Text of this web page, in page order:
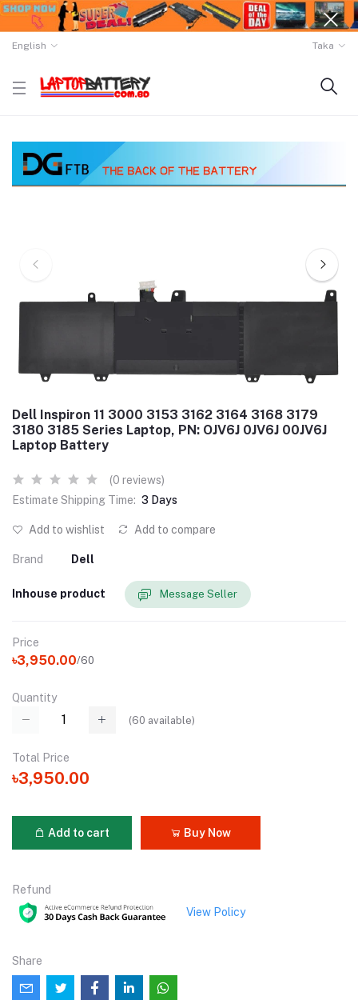
English Taka
Dell Inspiron 11 3000 3153 3162 3164 3168 3179
3180 3185 Series Laptop, PN: OJV6J 0JV6J 00JV6J
Laptop Battery
(0 reviews)
Estimate Shipping Time: 3 Days
Add to wishlist Add to compare
Brand Dell
Inhouse product Message Seller
Price
৳3,950.00/60
Quantity
(60 available)
Total Price
৳3,950.00
Add to cart Buy Now
Refund
View Policy
Share